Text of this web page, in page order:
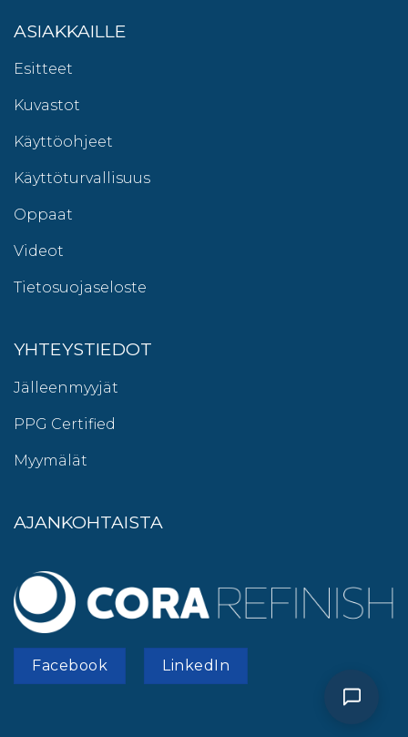
ASIAKKAILLE
Esitteet
Kuvastot
Käyttöohjeet
Käyttöturvallisuus
Oppaat
Videot
Tietosuojaseloste
YHTEYSTIEDOT
Jälleenmyyjät
PPG Certified
Myymälät
AJANKOHTAISTA
Facebook LinkedIn